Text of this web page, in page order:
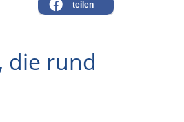
teilen
die rund